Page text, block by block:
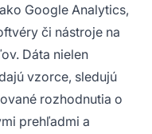
Google Analytics,
či nástroje na
Dáta nielen
vzorce, sledujú
rozhodnutia o
prehľadmi a